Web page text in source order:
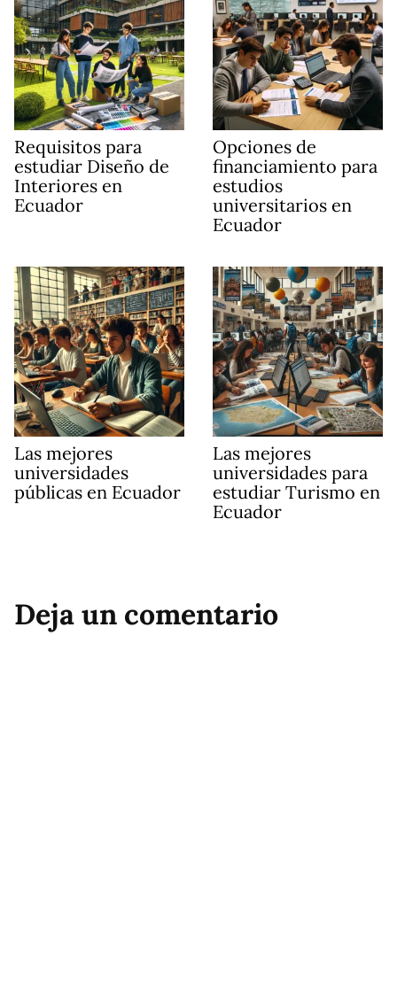
Requisitos para
estudiar Diseño de
Interiores en
Ecuador
Opciones de
financiamiento para
estudios
universitarios en
Ecuador
Las mejores
universidades
públicas en Ecuador
Las mejores
universidades para
estudiar Turismo en
Ecuador
Deja un comentario